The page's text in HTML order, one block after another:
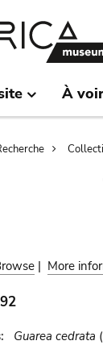
À
| More
Guarea cedrata